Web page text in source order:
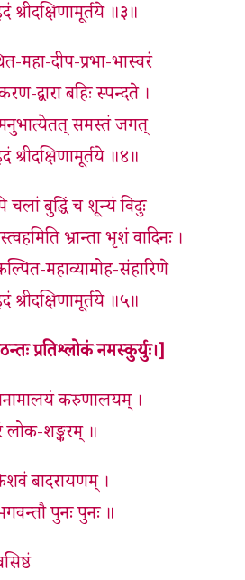
श्रीदक्षिणामूर्तये ॥३॥
महा-दीप-प्रभा-भास्वरं
द्वारा बहिः स्पन्दते ।
समस्तं जगत्
श्रीदक्षिणामूर्तये ॥४॥
चलां बुद्धिं च शून्यं विदुः
भ्रान्ता भृशं वादिनः ।
महाव्यामोह-संहारिणे
श्रीदक्षिणामूर्तये ॥५॥
प्रतिश्लोकं नमस्कुर्युः।]
करुणालयम् ।
लोक-शङ्करम् ॥
बादरायणम् ।
पुनः पुनः ॥